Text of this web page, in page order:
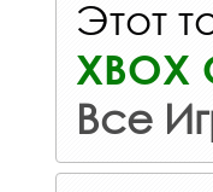
Этот
XBOX
Все